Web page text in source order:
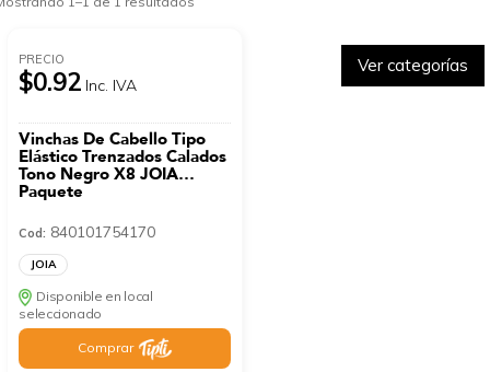
Ver categorías
PRECIO
$0.92 Inc. IVA
Vinchas De Cabello Tipo
Elástico Trenzados Calados
Tono Negro X8 JOIA
Paquete
Cod: 840101754170
JOIA
Disponible en local
seleccionado
Comprar